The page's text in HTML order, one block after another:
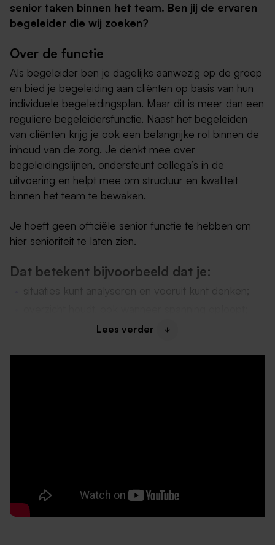
senior taken binnen het team. Ben jij de ervaren
begeleider die wij zoeken?
Over de functie
Als begeleider ben je dagelijks aanwezig op de groep
en bied je begeleiding aan cliënten op basis van hun
individuele begeleidingsplan. Maar dit is meer dan een
reguliere begeleidersfunctie. Naast het begeleiden
van cliënten krijg je ook een belangrijke rol binnen de
inhoud van de zorg. Je denkt mee over
begeleidingslijnen, ondersteunt collega’s in de
uitvoering en helpt mee om structuur en kwaliteit
binnen het team te bewaken.
Je hoeft geen officiële senior functie te hebben om
hier senioriteit te laten zien.
Dat betekent bijvoorbeeld dat je:
situaties kunt analyseren en vooruit kunt denken;
collega’s helpt om afspraken en begeleidingslijnen
woning en het team.
Lees verder